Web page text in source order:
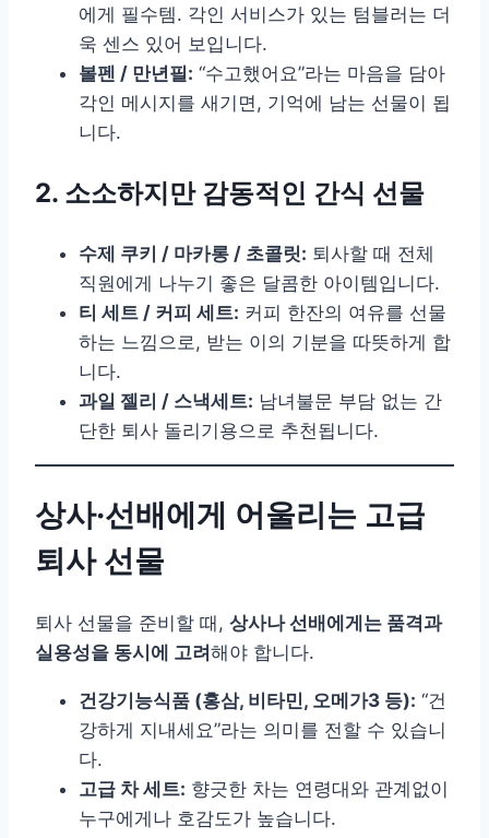
에게 필수템. 각인 서비스가 있는 텀블러는 더
욱 센스 있어 보입니다.
볼펜 / 만년필: “수고했어요”라는 마음을 담아
각인 메시지를 새기면, 기억에 남는 선물이 됩
니다.
2. 소소하지만 감동적인 간식 선물
수제 쿠키 / 마카롱 / 초콜릿: 퇴사할 때 전체
직원에게 나누기 좋은 달콤한 아이템입니다.
티 세트 / 커피 세트: 커피 한잔의 여유를 선물
하는 느낌으로, 받는 이의 기분을 따뜻하게 합
니다.
과일 젤리 / 스낵세트: 남녀불문 부담 없는 간
단한 퇴사 돌리기용으로 추천됩니다.
상사·선배에게 어울리는 고급
퇴사 선물
퇴사 선물을 준비할 때, 상사나 선배에게는 품격과
실용성을 동시에 고려 해야 합니다.
건강기능식품 (홍삼, 비타민, 오메가3 등): “건
강하게 지내세요”라는 의미를 전할 수 있습니
다.
고급 차 세트: 향긋한 차는 연령대와 관계없이
누구에게나 호감도가 높습니다.